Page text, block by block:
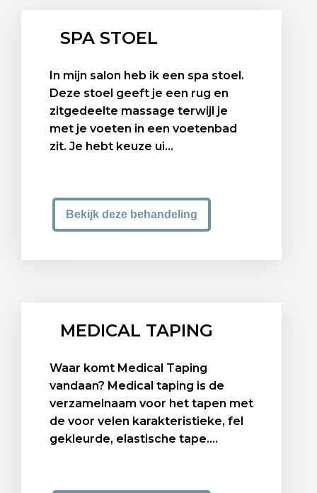
SPA STOEL
In mijn salon heb ik een spa stoel.
Deze stoel geeft je een rug en
zitgedeelte massage terwijl je
met je voeten in een voetenbad
zit. Je hebt keuze ui...
Bekijk deze behandeling
MEDICAL TAPING
Waar komt Medical Taping
vandaan? Medical taping is de
verzamelnaam voor het tapen met
de voor velen karakteristieke, fel
gekleurde, elastische tape....